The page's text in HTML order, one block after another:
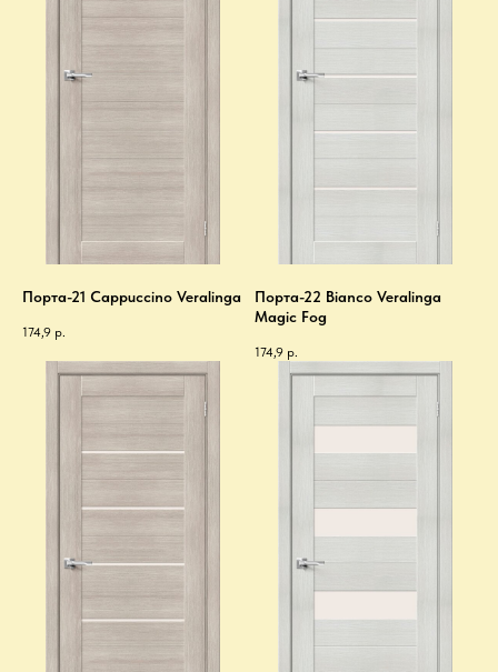
Порта-21 Cappuccino Veralinga
174,9 р.
Порта-22 Bianco Veralinga
Magic Fog
174,9 р.